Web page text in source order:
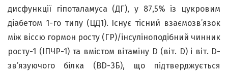
дисфункції гіпоталамуса (ДГ), у 87,5% із цукровим
діабетом 1-го типу (ЦД1). Існує тісний взаємозв’язок
між віссю гормон росту (ГР)/інсуліноподібний чинник
росту-1 (ІПЧР-1) та вмістом вітаміну D (віт. D) і віт. D-
зв’язуючого білка (ВD-ЗБ), що підтверджується